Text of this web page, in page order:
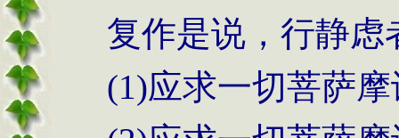
复作是说，行静虑
(1)应求一切菩萨